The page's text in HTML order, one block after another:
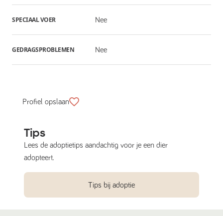
SPECIAAL VOER Nee
GEDRAGSPROBLEMEN Nee
Profiel opslaan
Tips
Lees de adoptietips aandachtig voor je een dier
adopteert.
Tips bij adoptie